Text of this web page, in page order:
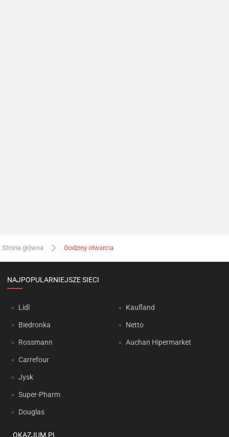
Strona główna Godziny otwarcia
NAJPOPULARNIEJSZE SIECI
Lidl
Biedronka
Rossmann
Carrefour
Jysk
Super-Pharm
Douglas
Kaufland
Netto
Auchan Hipermarket
OKAZJUM.PL